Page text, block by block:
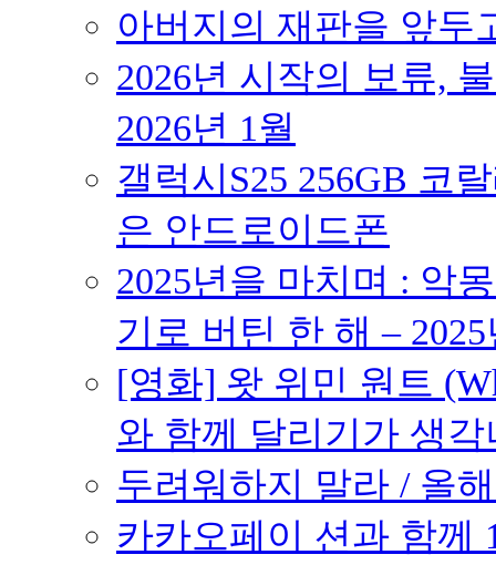
아버지의 재판을 앞두
2026년 시작의 보류,
2026년 1월
갤럭시S25 256GB 코
은 안드로이드폰
2025년을 마치며 : 악
기로 버틴 한 해 –
[영화] 왓 위민 원트
와 함께 달리기가 생각
두려워하지 말라 / 올
카카오페이 션과 함께